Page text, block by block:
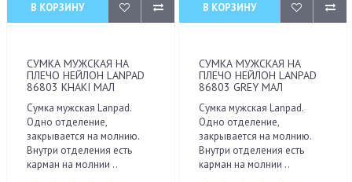
В КОРЗИНУ
СУМКА МУЖСКАЯ НА
ПЛЕЧО НЕЙЛОН LANPAD
86803 KHAKI МАЛ
Сумка мужская Lanpad.
Одно отделение,
закрывается на молнию.
Внутри отделения есть
карман на молнии ..
В КОРЗИНУ
СУМКА МУЖСКАЯ НА
ПЛЕЧО НЕЙЛОН LANPAD
86803 GREY МАЛ
Сумка мужская Lanpad.
Одно отделение,
закрывается на молнию.
Внутри отделения есть
карман на молнии ..